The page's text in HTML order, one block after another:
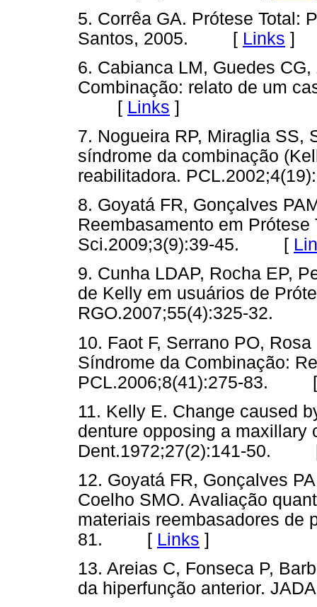
5. Corrêa GA. Prótese Total:
Santos, 2005. [ Links ]
6. Cabianca LM, Guedes
Combinação: relato de um
[ Links ]
7. Nogueira RP, Miraglia SS,
síndrome da combinação
reabilitadora.
8. Goyatá FR, Gonçalves
Reembasamento em
Sci.2009;3(9):39-45. [
9. Cunha LDAP, Rocha EP,
de Kelly em usuários de
RGO.2007;55(4):325-
10. Faot F, Serrano PO,
Síndrome da Combinação:
PCL.2006;8(41):275-83.
11. Kelly E. Change caused
denture opposing a maxillary
Dent.1972;27(2):141-50.
12. Goyatá FR, Gonçalves
Coelho SMO. Avaliação
materiais reembasadores de
81. [ Links ]
13. Areias C, Fonseca P,
da hiperfunção anterior.